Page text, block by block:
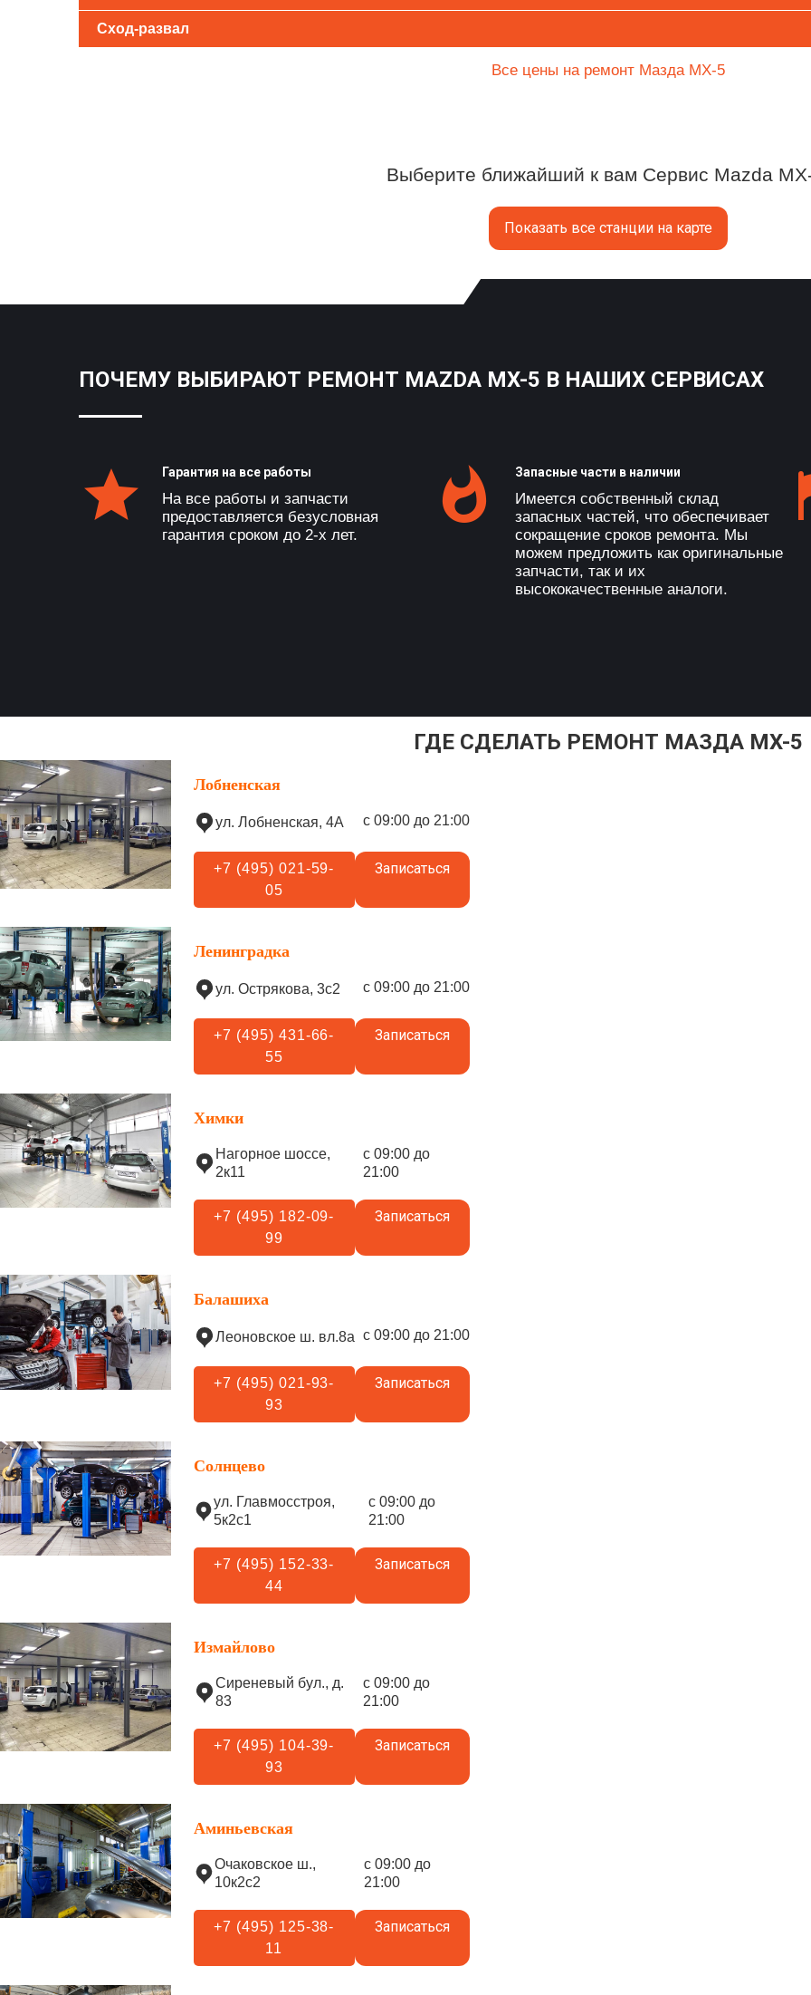
Сход-развал
Все цены на ремонт Мазда МX-5
Выберите ближайший к вам Сервис Mazda
Показать все станции на карте
ПОЧЕМУ ВЫБИРАЮТ РЕМОНТ MAZDA MX-5 В НАШИХ СЕРВИСАХ
Гарантия на все работы
На все работы и запчасти
предоставляется безусловная
гарантия сроком до 2-х лет.
Запасные части в наличии
Имеется собственный склад
запасных частей, что обеспечивает
сокращение сроков ремонта. Мы
можем предложить как оригинальные
запчасти, так и их
высококачественные аналоги.
ГДЕ СДЕЛАТЬ РЕМОНТ МАЗДА МX-5
Лобненская
ул. Лобненская, 4А с 09:00 до 21:00
+7 (495) 021-59-
05
Записаться
Ленинградка
ул. Острякова, 3с2 с 09:00 до 21:00
+7 (495) 431-66-
55
Записаться
Химки
Нагорное шоссе,
2к11
с 09:00 до
21:00
+7 (495) 182-09-
99
Записаться
Балашиха
Леоновское ш. вл.8а с 09:00 до 21:00
+7 (495) 021-93-
93
Записаться
Солнцево
ул. Главмосстроя,
5к2с1
с 09:00 до
21:00
+7 (495) 152-33-
44
Записаться
Измайлово
Сиреневый бул., д.
83
с 09:00 до
21:00
+7 (495) 104-39-
93
Записаться
Аминьевская
Очаковское ш.,
10к2с2
с 09:00 до
21:00
+7 (495) 125-38-
11
Записаться